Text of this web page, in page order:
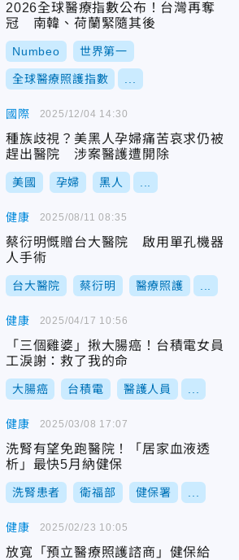
2026全球醫療指數公布！台灣再奪
冠 南韓、荷蘭緊隨其後
Numbeo 世界第一
全球醫療照護指數
國際
種族歧視？美黑人孕婦痛苦哀求仍被
趕出醫院 涉案醫護遭開除
美國 孕婦 黑人
2025/12/04 14:30
健康
蔡衍明慨贈台大醫院 啟用單孔機器
人手術
台大醫院 蔡衍明 醫療照護
2025/08/11 08:35
健康
「三個雞婆」揪大腸癌！台積電女員
工淚謝：救了我的命
大腸癌 台積電 醫護人員
2025/04/17 10:56
健康
洗腎有望免跑醫院！「居家血液透
析」最快5月納健保
洗腎患者 衛福部 健保署
2025/03/08 17:07
健康
放寬「預立醫療照護諮商」健保給
2025/02/23 10:05